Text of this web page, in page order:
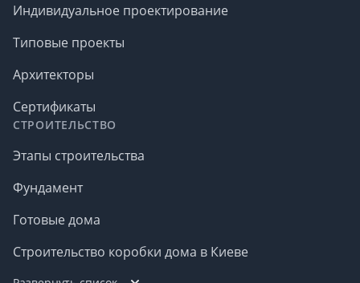
Индивидуальное проектирование
Типовые проекты
Архитекторы
Сертификаты
СТРОИТЕЛЬСТВО
Этапы строительства
Фундамент
Готовые дома
Строительство коробки дома в Киеве